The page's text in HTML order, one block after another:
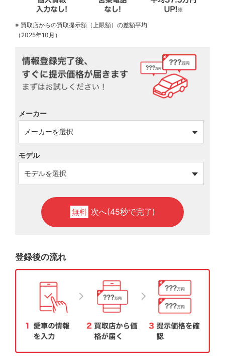
※ 買取店からの買取提示額（上限額）の差額平均
（2025年10月）
メーカー
モデル
無料 次へ(45秒で完了)
登録後の流れ